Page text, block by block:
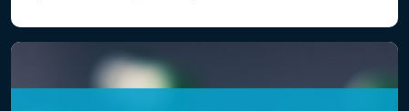
atualizações) da […]